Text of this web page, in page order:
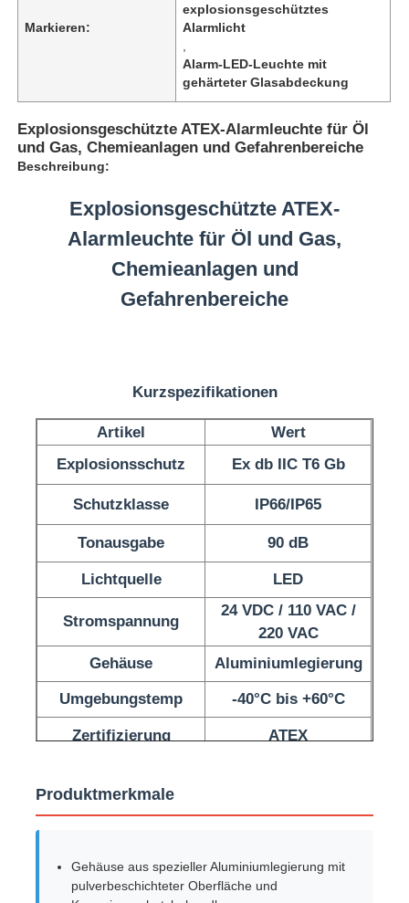
Über uns
Fabrik Tour
Referenzen
Explosionssicheres Warnungs-Licht
explosionsgeschützter Ventilator
Markieren:
explosionsgeschütztes
Alarmlicht
Alarm-LED-Leuchte mit
gehärteter Glasabdeckung
Explosionsgeschützte ATEX-Alarmleuchte für Öl
und Gas, Chemieanlagen und Gefahrenbereiche
Beschreibung:
Explosionsgeschützte ATEX-
Alarmleuchte für Öl und Gas,
Chemieanlagen und
Gefahrenbereiche
Kurzspezifikationen
Artikel
Wert
Explosionsschutz
Ex db IIC T6 Gb
Schutzklasse IP66/IP65
Tonausgabe 90 dB
Lichtquelle LED
Stromspannung
24 VDC / 110 VAC /
220 VAC
Gehäuse
Aluminiumlegierung
Umgebungstemp -40°C bis +60°C
Zertifizierung ATEX
Produktmerkmale
Gehäuse aus spezieller Aluminiumlegierung mit
pulverbeschichteter Oberfläche und